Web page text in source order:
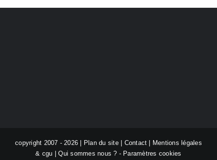
copyright 2007 - 2026 | Plan du site| Contact
Mentions légales
& cgu |Qui sommes nous ? - Paramètres cookies